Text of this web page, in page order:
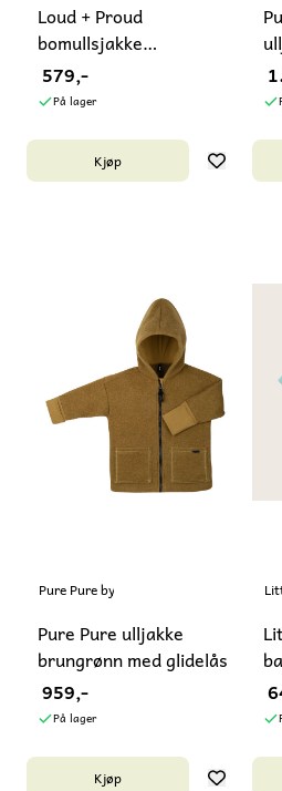
Loud + Proud
bomullsjakke
vannavvisende grønn
579,-
På lager
Kjøp
Pure Pure by Bauer
Pure Pure ulljakke
brungrønn med glidelås
959,-
På lager
Kjøp